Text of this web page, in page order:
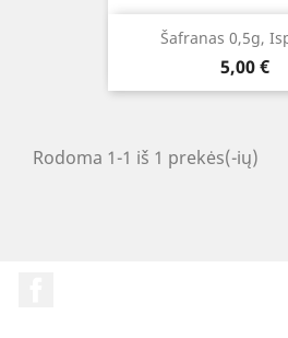
Šafranas 0,5g,
Kaina
5,00 €
Rodoma 1-1 iš 1 prekės(-ių)